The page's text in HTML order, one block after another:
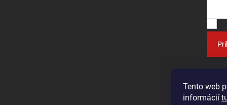
Tento web
informácií